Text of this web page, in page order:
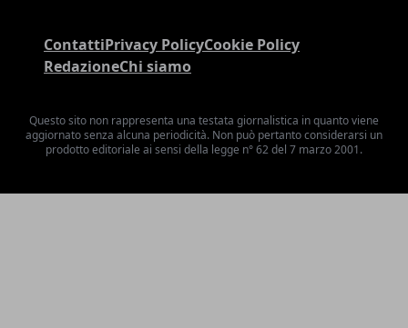
ContattiPrivacy PolicyCookie Policy
RedazioneChi siamo
Questo sito non rappresenta una testata giornalistica in quanto viene
aggiornato senza alcuna periodicità. Non può pertanto considerarsi un
prodotto editoriale ai sensi della legge n° 62 del 7 marzo 2001.